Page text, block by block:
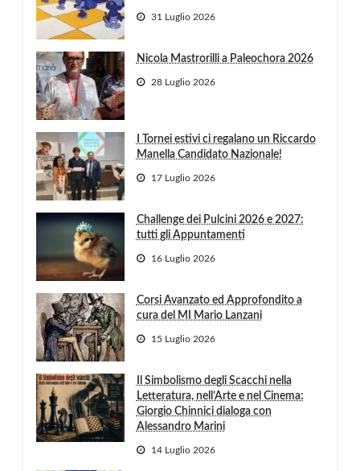
31 Luglio 2026
Nicola Mastrorilli a Paleochora 2026
28 Luglio 2026
I Tornei estivi ci regalano un Riccardo
Manella Candidato Nazionale!
17 Luglio 2026
Challenge dei Pulcini 2026 e 2027:
tutti gli Appuntamenti
16 Luglio 2026
Corsi Avanzato ed Approfondito a
cura del MI Mario Lanzani
15 Luglio 2026
Il Simbolismo degli Scacchi nella
Letteratura, nell’Arte e nel Cinema:
Giorgio Chinnici dialoga con
Alessandro Marini
14 Luglio 2026